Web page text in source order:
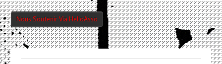
Nous Soutenir Via HelloAsso